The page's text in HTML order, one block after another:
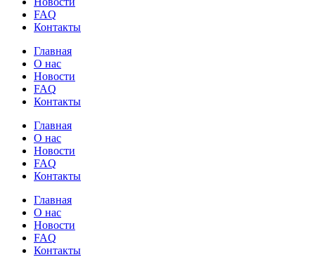
FAQ
Контакты
Главная
О нас
Новости
FAQ
Контакты
Главная
О нас
Новости
FAQ
Контакты
Главная
О нас
Новости
FAQ
Контакты